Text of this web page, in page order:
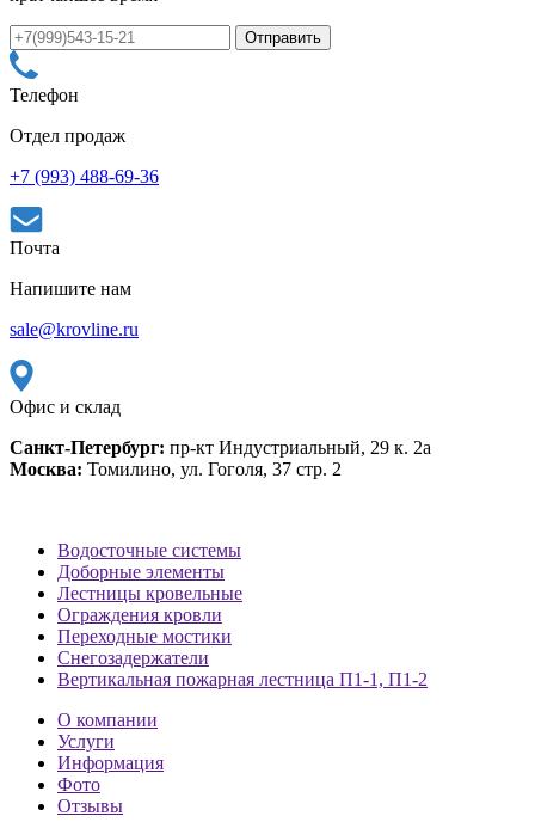
Телефон
Отдел продаж
+7 (993) 488-69-36
Почта
Напишите нам
sale@krovline.ru
Офис и склад
Санкт-Петербург: пр-кт Индустриальный, 29 к. 2а
Москва: Томилино, ул. Гоголя, 37 стр. 2
Водосточные системы
Доборные элементы
Лестницы кровельные
Ограждения кровли
Переходные мостики
Снегозадержатели
Вертикальная пожарная лестница П1-1, П1-2
О компании
Услуги
Информация
Фото
Отзывы